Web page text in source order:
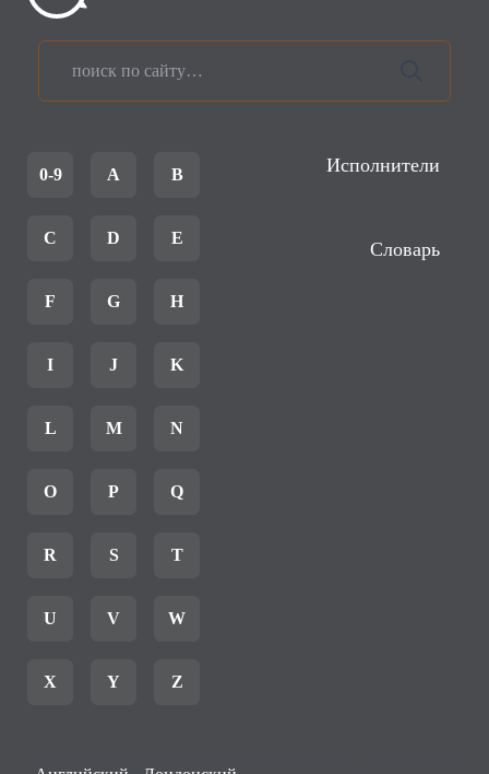
0-9 A B
C D E
F G H
I J K
L M N
O P Q
R S T
U V W
X Y Z
Исполнители
Словарь